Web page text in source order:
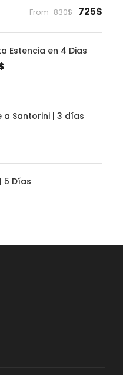
From 830$ 725$
Estencia en 4 Dias
a Santorini | 3 días
5 Días